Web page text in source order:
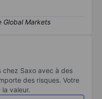
chez Saxo avec à des
des risques. Votre
valeur.